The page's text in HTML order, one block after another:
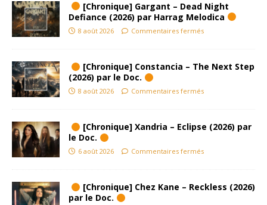
[Chronique] Gargant – Dead Night
Defiance (2026) par Harrag Melodica
8 août 2026 Commentaires fermés
[Chronique] Constancia – The Next Step
(2026) par le Doc.
8 août 2026 Commentaires fermés
[Chronique] Xandria – Eclipse (2026) par
le Doc.
6 août 2026 Commentaires fermés
[Chronique] Chez Kane – Reckless (2026)
par le Doc.